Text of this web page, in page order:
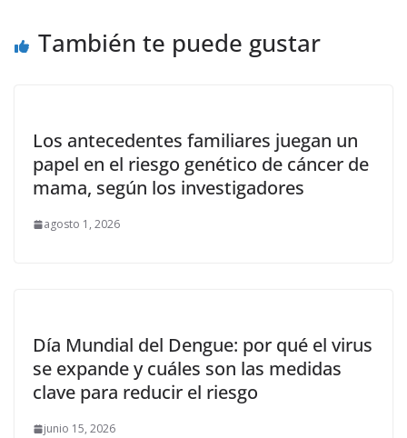
También te puede gustar
Los antecedentes familiares juegan un
papel en el riesgo genético de cáncer de
mama, según los investigadores
agosto 1, 2026
Día Mundial del Dengue: por qué el virus
se expande y cuáles son las medidas
clave para reducir el riesgo
junio 15, 2026